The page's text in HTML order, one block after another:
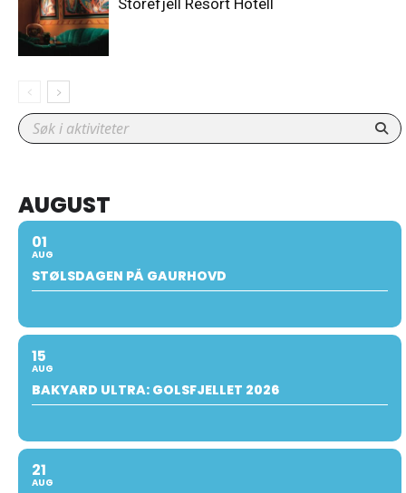
Storefjell Resort Hotell
AUGUST
01
AUG
STØLSDAGEN PÅ GAURHOVD
15
AUG
BAKYARD ULTRA: GOLSFJELLET 2026
21
AUG